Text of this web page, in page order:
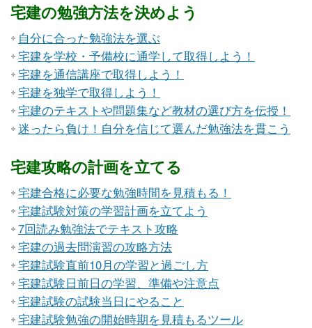
宅建の勉強方法を決めよう
自分に合った勉強法を選ぶ
宅建を学校・予備校に通学して取得しよう！
宅建を通信講座で取得しよう！
宅建を独学で取得しよう！
宅建のテキストや問題集など教材の選び方を伝授！
迷ったら負け！自分を信じて選んだ勉強法を貫こう
宅建攻略の計画を立てる
宅建合格に必要な勉強時間を見積もる！
宅建試験対策の学習計画を立てよう
7回読み勉強法でテキスト攻略
宅建の過去問演習の攻略方法
宅建試験直前10月の学習と過ごし方
宅建試験日前日の学習、準備や注意点
宅建試験の試験当日にやること
宅建試験勉強の開始時期を見積もるツール